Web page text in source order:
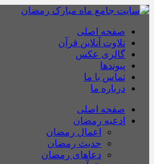
صفحه اصلی
تلاوت آنلاین قرآن
گالری عکس
پیوندها
تماس با ما
درباره ما
صفحه اصلی
ادعیه رمضان
اعمال رمضان
حدیث رمضان
دعاهای رمضان